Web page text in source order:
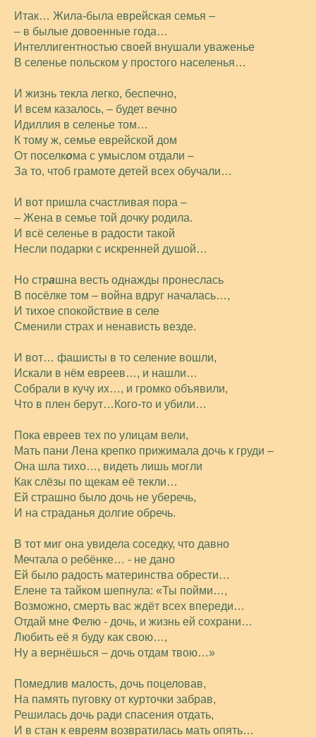
Итак… Жила-была еврейская семья –
– в былые довоенные года…
Интеллигентностью своей внушали уваженье
В селенье польском у простого населенья…
И жизнь текла легко, беспечно,
И всем казалось, – будет вечно
Идиллия в селенье том…
К тому ж, семье еврейской дом
От поселкома с умыслом отдали –
За то, чтоб грамоте детей всех обучали…
И вот пришла счастливая пора –
– Жена в семье той дочку родила.
И всё селенье в радости такой
Несли подарки с искренней душой…
Но страшна весть однажды пронеслась
В посёлке том – война вдруг началась…,
И тихое спокойствие в селе
Сменили страх и ненависть везде.
И вот… фашисты в то селение вошли,
Искали в нём евреев…, и нашли…
Собрали в кучу их…, и громко объявили,
Что в плен берут…Кого-то и убили…
Пока евреев тех по улицам вели,
Мать пани Лена крепко прижимала дочь к груди –
Она шла тихо…, видеть лишь могли
Как слёзы по щекам её текли…
Ей страшно было дочь не уберечь,
И на страданья долгие обречь.
В тот миг она увидела соседку, что давно
Мечтала о ребёнке… - не дано
Ей было радость материнства обрести…
Елене та тайком шепнула: «Ты пойми…,
Возможно, смерть вас ждёт всех впереди…
Отдай мне Фелю - дочь, и жизнь ей сохрани…
Любить её я буду как свою…,
Ну а вернёшься – дочь отдам твою…»
Помедлив малость, дочь поцеловав,
На память пуговку от курточки забрав,
Решилась дочь ради спасения отдать,
И в стан к евреям возвратилась мать опять…